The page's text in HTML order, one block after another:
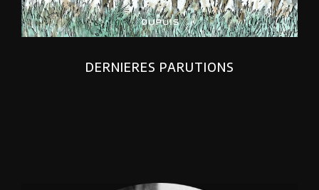
DERNIERES PARUTIONS